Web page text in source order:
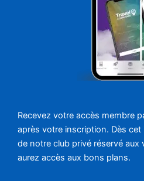
Recevez votre accès membre
après votre inscription. Dès
de notre club privé réservé aux
aurez accès aux bons plans.